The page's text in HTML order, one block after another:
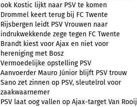
ook Kostic lijkt naar PSV te komen
Drommel keert terug bij FC Twente
Rijsbergen leidt PSV Vrouwen naar
indrukwekkende zege tegen FC Twente
Brandt kiest voor Ajax en niet voor
hereniging met Bosz
Vermoedelijke opstelling PSV
Aanvoerder Mauro Júnior blijft PSV trouw
Sano zet zinnen op PSV, sleutelrol voor
zaakwaarnemer
PSV laat oog vallen op Ajax-target Van Rooij